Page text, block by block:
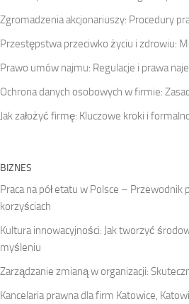
Zgromadzenia akcjonariuszy: Procedury
Przestępstwa przeciwko życiu i zdrowiu:
Prawo umów najmu: Regulacje i prawa
Ochrona danych osobowych w firmie:
Jak założyć firmę: Kluczowe kroki i
BIZNES
Praca na pół etatu w Polsce – Przewodnik
korzyściach
Kultura innowacyjności: Jak tworzyć
myśleniu
Zarządzanie zmianą w organizacji:
Kancelaria prawna dla firm Katowice,